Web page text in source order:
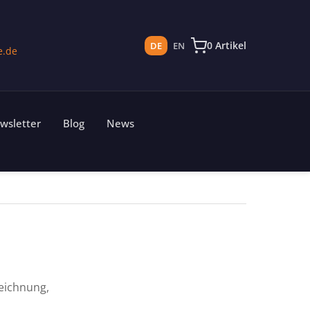
DE EN 0 Artikel
Blog News